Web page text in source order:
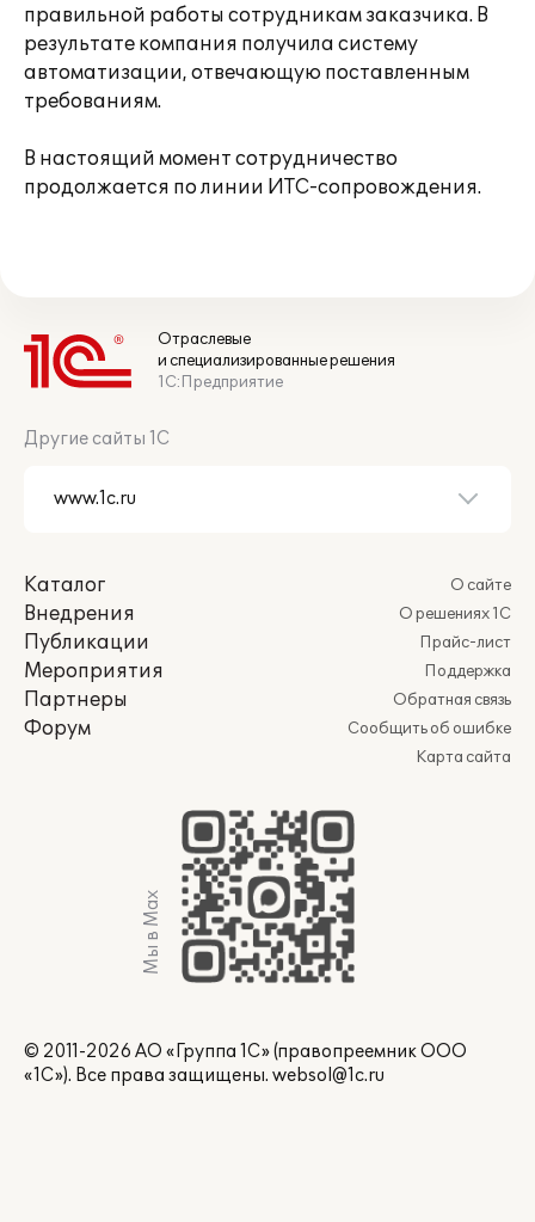
правильной работы сотрудникам заказчика. В
результате компания получила систему
автоматизации, отвечающую поставленным
требованиям.
В настоящий момент сотрудничество
продолжается по линии ИТС-сопровождения.
Отраслевые
и специализированные решения
1С:Предприятие
Другие сайты 1С
Каталог
Внедрения
Публикации
Мероприятия
Партнеры
Форум
О сайте
О решениях 1С
Прайс-лист
Поддержка
Обратная связь
Сообщить об ошибке
Карта сайта
Мы в Max
© 2011-2026 АО «Группа 1С» (правопреемник ООО
«1С»). Все права защищены. websol@1c.ru